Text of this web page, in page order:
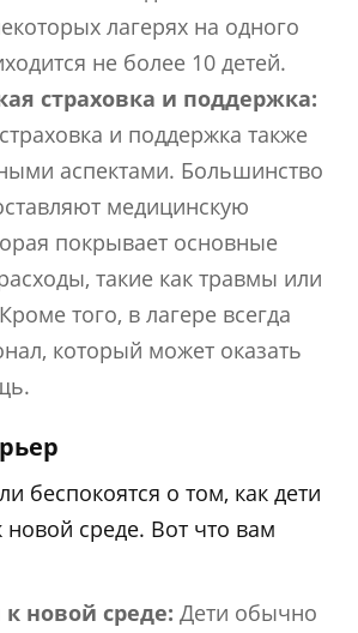
лагерях на одного
не более 10 детей.
страховка и поддержка:
и поддержка также
аспектами. Большинство
медицинскую
покрывает основные
такие как травмы или
того, в лагере всегда
который может оказать
беспокоятся о том, как дети
новой среде. Вот что вам
новой среде: Дети обычно